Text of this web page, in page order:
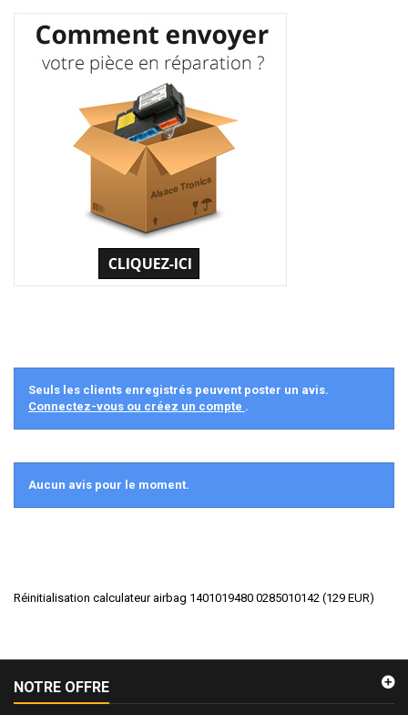
Seuls les clients enregistrés peuvent poster un avis.
Connectez-vous ou créez un compte .
Aucun avis pour le moment.
Réinitialisation calculateur airbag 1401019480 0285010142 (129 EUR)
NOTRE OFFRE